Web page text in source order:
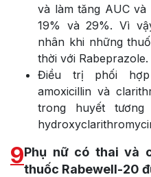
và làm tăng AUC và
19% và 29%. Vì
nhân khi những
thời với Rabeprazole.
Điều trị phối hợp
amoxicillin và
trong huyết tương
9Phụ nữ có thai và
thuốc Rabewell-20